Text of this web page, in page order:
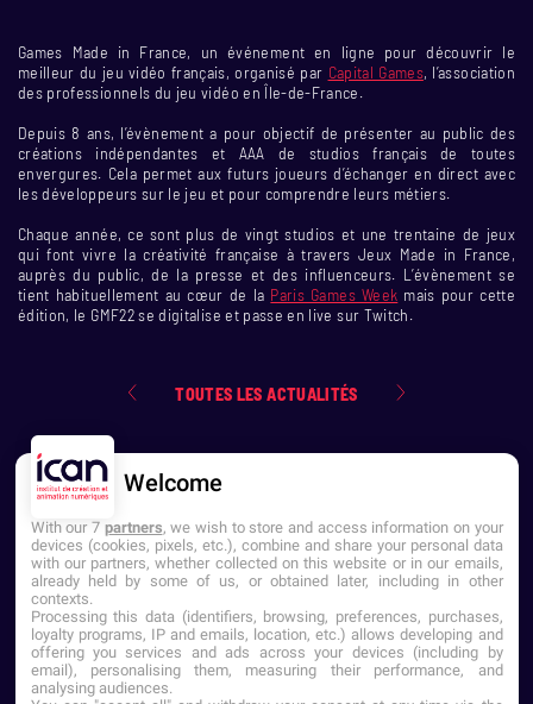
Games Made in France, un événement en ligne pour découvrir le
meilleur du jeu vidéo français, organisé par Capital Games, l’association
des professionnels du jeu vidéo en Île-de-France.
Depuis 8 ans, l’évènement a pour objectif de présenter au public des
créations indépendantes et AAA de studios français de toutes
envergures. Cela permet aux futurs joueurs d’échanger en direct avec
les développeurs sur le jeu et pour comprendre leurs métiers.
Chaque année, ce sont plus de vingt studios et une trentaine de jeux
qui font vivre la créativité française à travers Jeux Made in France,
auprès du public, de la presse et des influenceurs. L’évènement se
tient habituellement au cœur de la Paris Games Week mais pour cette
édition, le GMF22 se digitalise et passe en live sur Twitch.
TOUTES LES ACTUALITÉS
NOUS CONTACTER
Établissement d'Enseignement
Supérieur Privé
Dernière mise à jour : Septembre
Welcome
With our 7 partners, we wish to store and access information on your
devices (cookies, pixels, etc.), combine and share your personal data
with our partners, whether collected on this website or in our emails,
already held by some of us, or obtained later, including in other
contexts.
Processing this data (identifiers, browsing, preferences, purchases,
loyalty programs, IP and emails, location, etc.) allows developing and
offering you services and ads across your devices (including by
email), personalising them, measuring their performance, and
analysing audiences.